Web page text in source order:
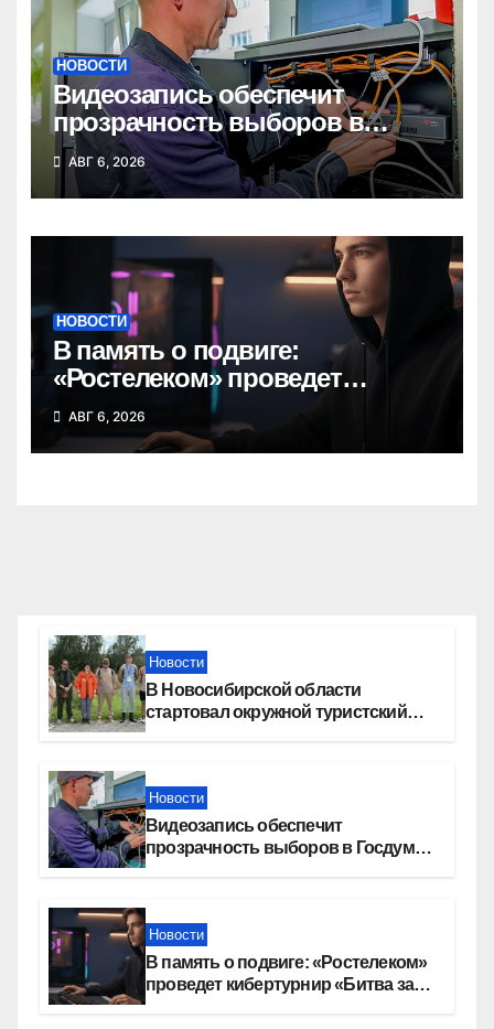
НОВОСТИ
Видеозапись обеспечит
прозрачность выборов в
Госдуму в Новосибирской
области
АВГ 6, 2026
НОВОСТИ
В память о подвиге:
«Ростелеком» проведет
кибертурнир «Битва за
Москву»
АВГ 6, 2026
Новости
В Новосибирской области
стартовал окружной туристский
Новости
Видеозапись обеспечит
прозрачность выборов в Госдуму
Новости
В память о подвиге: «Ростелеком»
проведет кибертурнир «Битва за